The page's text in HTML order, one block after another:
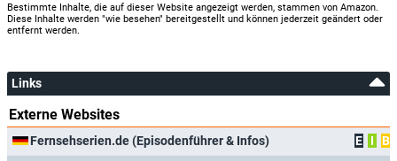
Bestimmte Inhalte, die auf dieser Website angezeigt werden, stammen von Amazon.
Diese Inhalte werden "wie besehen" bereitgestellt und können jederzeit geändert oder
entfernt werden.
Links
Externe Websites
Fernsehserien.de (Episodenführer & Infos) E I
B